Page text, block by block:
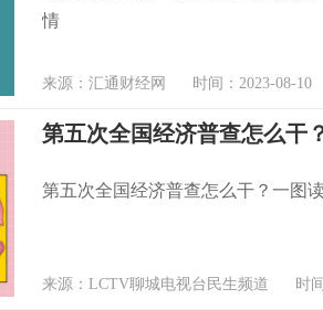
情
来源：汇通财经网 时间：2023-08-10
第五次全国经济普查怎么干
第五次全国经济普查怎么干？一图
来源：LCTV聊城电视台民生频道 时间